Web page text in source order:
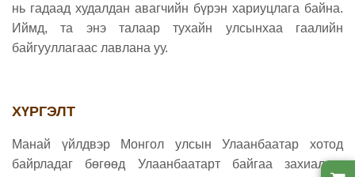
нь гадаад худалдан авагчийн бүрэн хариуцлага байна.
Иймд, та энэ талаар тухайн улсынхаа гаалийн
байгууллагаас лавлана уу.
ХҮРГЭЛТ
Манай үйлдвэр Монгол улсын Улаанбаатар хотод
байрладаг бөгөөд Улаанбаатарт байгаа захиалагч